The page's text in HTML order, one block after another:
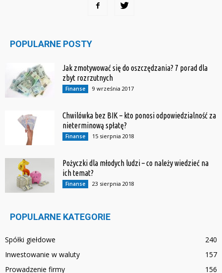
POPULARNE POSTY
Jak zmotywować się do oszczędzania? 7 porad dla
zbyt rozrzutnych
Finanse 9 września 2017
Chwilówka bez BIK – kto ponosi odpowiedzialność za
nieterminową spłatę?
Finanse 15 sierpnia 2018
Pożyczki dla młodych ludzi – co należy wiedzieć na
ich temat?
Finanse 23 sierpnia 2018
POPULARNE KATEGORIE
Spółki giełdowe
240
Inwestowanie w waluty
157
Prowadzenie firmy
156